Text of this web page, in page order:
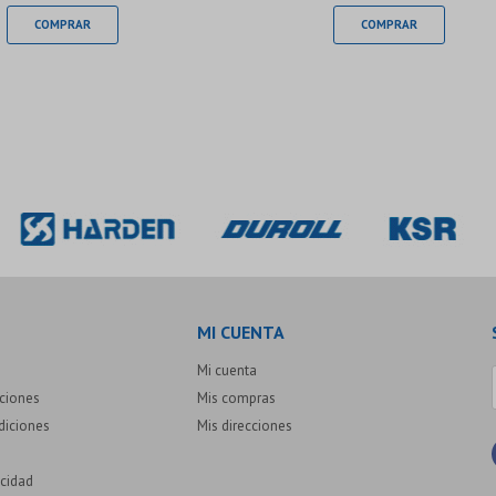
MI CUENTA
Mi cuenta
Mis compras
Mis direcciones